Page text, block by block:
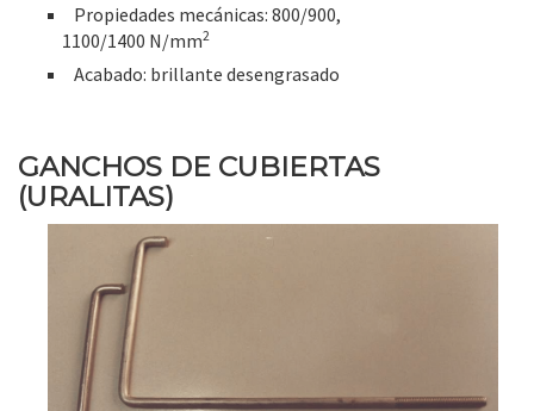
Propiedades mecánicas: 800/900,
1100/1400 N/mm2
Acabado: brillante desengrasado
GANCHOS DE CUBIERTAS
(URALITAS)